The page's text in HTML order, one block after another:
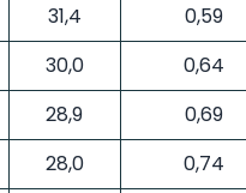
31,4
0,59
30,0
0,64
28,9
0,69
28,0
0,74